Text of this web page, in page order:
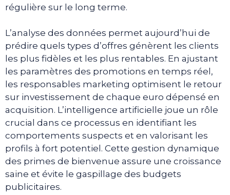
régulière sur le long terme.
L’analyse des données permet aujourd’hui de
prédire quels types d’offres génèrent les clients
les plus fidèles et les plus rentables. En ajustant
les paramètres des promotions en temps réel,
les responsables marketing optimisent le retour
sur investissement de chaque euro dépensé en
acquisition. L’intelligence artificielle joue un rôle
crucial dans ce processus en identifiant les
comportements suspects et en valorisant les
profils à fort potentiel. Cette gestion dynamique
des primes de bienvenue assure une croissance
saine et évite le gaspillage des budgets
publicitaires.